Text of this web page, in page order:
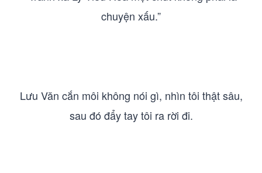
chuyện xấu.”
Lưu Văn cắn môi không nói gì, nhìn tôi thật sâu,
sau đó đẩy tay tôi ra rời đi.